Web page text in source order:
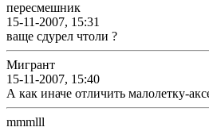
пересмешник
15-11-2007, 15:31
ваще сдурел чтоли ?
Мигрант
15-11-2007, 15:40
А как иначе отличить малолетку-
mmmlll